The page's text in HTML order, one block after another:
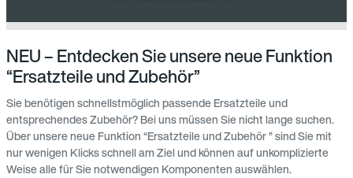
NEU – Entdecken Sie unsere neue Funktion
“Ersatzteile und Zubehör”
Sie benötigen schnellstmöglich passende Ersatzteile und
entsprechendes Zubehör? Bei uns müssen Sie nicht lange suchen.
Über unsere neue Funktion “Ersatzteile und Zubehör ” sind Sie mit
nur wenigen Klicks schnell am Ziel und können auf unkomplizierte
Weise alle für Sie notwendigen Komponenten auswählen.